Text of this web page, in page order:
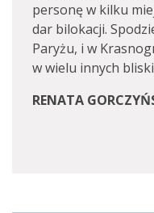
personę w kilku
dar bilokacji.
Paryżu, i w
w wielu innych
RENATA